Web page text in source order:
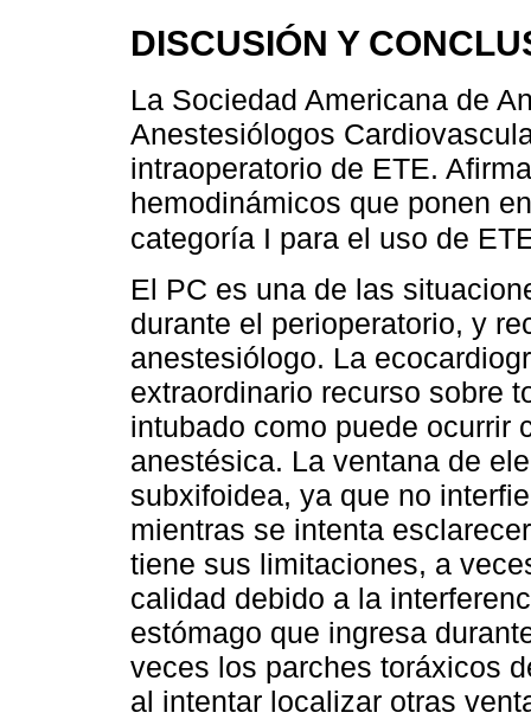
DISCUSIÓN Y
La Sociedad Americana de
Anestesiólogos
intraoperatorio de ETE.
hemodinámicos que ponen
categoría I para el uso de
El PC es una de las
durante el perioperatorio, y
anestesiólogo. La
extraordinario recurso sobre
intubado como puede ocurrir
anestésica. La ventana de
subxifoidea, ya que no
mientras se intenta
tiene sus limitaciones, a
calidad debido a la
estómago que ingresa
veces los parches toráxicos
al intentar localizar otras